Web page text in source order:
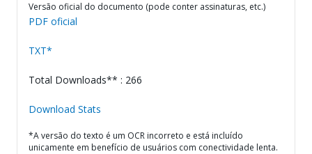
Versão oficial do documento (pode conter assinaturas, etc.)
PDF oficial
TXT*
Total Downloads** : 266
Download Stats
*A versão do texto é um OCR incorreto e está incluído
unicamente em benefício de usuários com conectividade lenta.